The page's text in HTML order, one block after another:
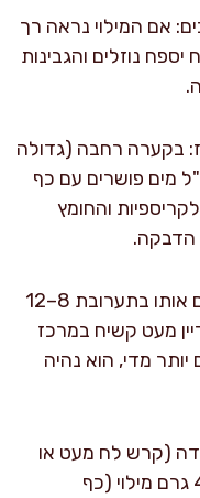
אם המילוי נראה רך
הקמח יספח נוזלים והגבינות
בקערה רחבה (גדולה
העלים) מערבבים 300 מ"ל מים פושרים עם כף
והחומץ
הדבקה.
מרככים עלה אורז ראשון: טובלים אותו בתערובת 8–12
מעט קשיח במרכז
מדי, הוא נהיה
(קרש לח מעט או
סיליקון). במרכז שמים כ-35–40 גרם מילוי (כף